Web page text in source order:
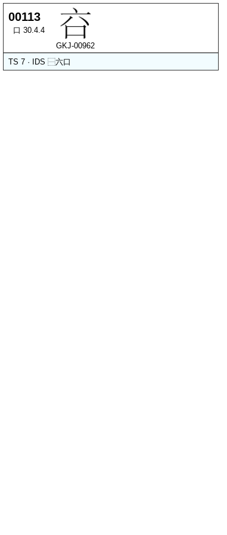
00113
口 30.4.4
GKJ-00962
TS 7 · IDS ⿱六口